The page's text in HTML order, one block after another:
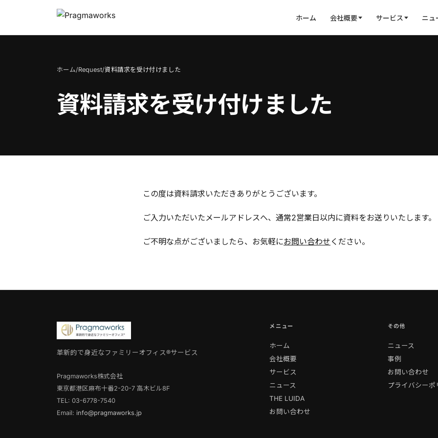
ホーム 会社概要 サービス ニュ
ホーム/Request/資料請求を受け付けました
資料請求を受け付けました
この度は資料請求いただきありがとうございます。
ご入力いただいたメールアドレスへ、通常2営業日以内に資料をお送りいたします。
ご不明な点がございましたら、お気軽にお問い合わせ ください。
革新的で身近なファミリーオフィス®サービス
Pragmaworks株式会社
東京都港区麻布十番2-20-7 高木ビル8F
TEL: 03-6778-7540
Email: info@pragmaworks.jp
メニュー
ホーム
会社概要
サービス
ニュース
THE LUIDA
お問い合わせ
その他
ニュース
事例
お問い合わせ
プライバシーポ